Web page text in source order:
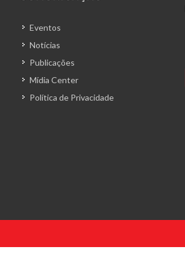
Eventos
Notícias
Publicações
Mídia Center
Política de Privacidade